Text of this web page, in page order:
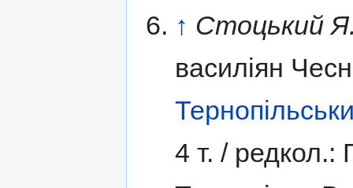
↑ Стоцький
василіян
4 т. /редкол.: